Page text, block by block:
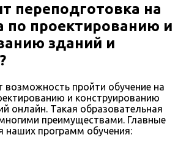
переподготовка на
по проектированию и
зданий и
пройти обучение на
и конструированию
онлайн. Такая образовательная
преимуществами. Главные
наших программ обучения: